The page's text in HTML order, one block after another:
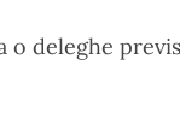
deleghe